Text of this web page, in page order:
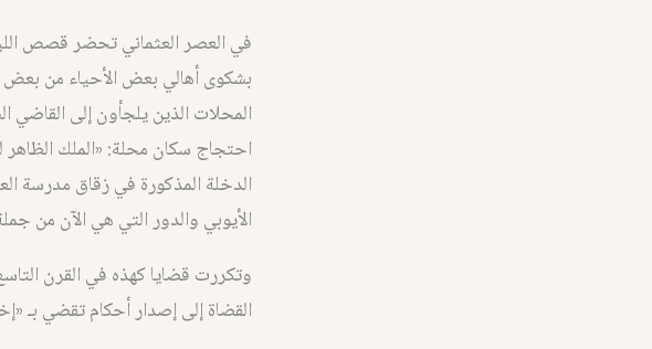
في العصر العثماني تحضر قصص
بشكوى أهالي بعض الأحياء من بعض
المحلات الذين يلجأون إلى القاضي
احتجاج سكان محلة: «الملك الظاهر
الدخلة المذكورة في زقاق مدرسة
الأيوبي والدور التي هي الآن من
وتكررت قضايا كهذه في القرن
القضاة إلى إصدار أحكام تقضي بـ